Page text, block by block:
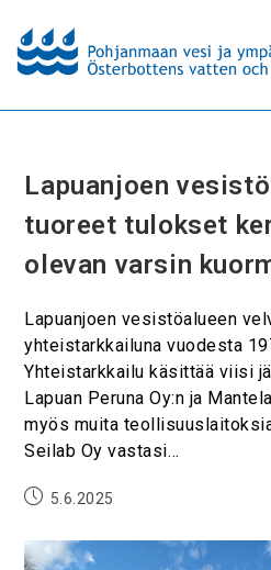
Lapuanjoen
tuoreet tulokset
olevan varsin
Lapuanjoen vesistöalueen
yhteistarkkailuna vuodesta
Yhteistarkkailu käsittää viisi
Lapuan Peruna Oy:n ja
myös muita
Seilab Oy vastasi…
5.6.2025